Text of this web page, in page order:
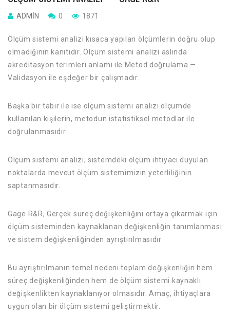
ADMIN 0 1871
Ölçüm sistemi analizi kısaca yapılan ölçümlerin doğru olup
olmadığının kanıtıdır. Ölçüm sistemi analizi aslında
akreditasyon terimleri anlamı ile Metod doğrulama —
Validasyon ile eşdeğer bir çalışmadır.
Başka bir tabir ile ise ölçüm sistemi analizi ölçümde
kullanılan kişilerin, metodun istatistiksel metodlar ile
doğrulanmasıdır.
Ölçüm sistemi analizi; sistemdeki ölçüm ihtiyacı duyulan
noktalarda mevcut ölçüm sistemimizin yeterliliğinin
saptanmasıdır.
Gage R&R, Gerçek süreç değişkenliğini ortaya çıkarmak için
ölçüm sisteminden kaynaklanan değişkenliğin tanımlanması
ve sistem değişkenliğinden ayrıştırılmasıdır.
Bu ayrıştırılmanın temel nedeni toplam değişkenliğin hem
süreç değişkenliğinden hem de ölçüm sistemi kaynaklı
değişkenlikten kaynaklanıyor olmasıdır. Amaç, ihtiyaçlara
uygun olan bir ölçüm sistemi geliştirmektir.